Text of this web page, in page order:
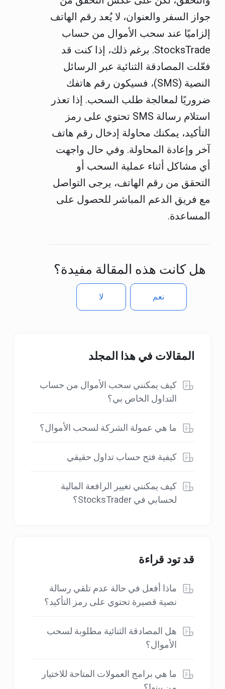
جواز السفر والعنوان، لا يُعد رقم الهاتف
إلزاميًا عند سحب الأموال من حساب
StocksTrade. برغم ذلك، إذا كنت قد
فعّلت المصادقة الثنائية عبر الرسائل
النصية (SMS)، فسيكون رقم هاتفك
ضروريًا لمعالجة طلب السحب. إذا تعذر
استلام رسالة SMS تحتوي على رمز
التأكيد، يمكنك محاولة إدخال رقم هاتف
آخر وإعادة المحاولة. وفي حال واجهت
أي مشاكل أثناء عملية السحب أو
التحقق من رقم الهاتف، يرجى التواصل
مع فريق الدعم المباشر للحصول على
المساعدة.
هل كانت هذه المقالة مفيدة؟
لا نعم
المقالات في هذا المجلد
كيف يمكنني سحب الأموال من حساب
التداول الخاص بي؟
ما هي عمولة الشركة لسحب الأموال؟
كيفية فتح حساب تداول حقيقي
كيف يمكنني تغيير الرافعة المالية
لحسابي في StocksTrader؟
قد تود قراءة
ماذا أفعل في حالة عدم تلقي رسالة
نصية قصيرة تحتوي على رمز التأكيد؟
هل المصادقة الثنائية مطلوبة لسحب
الأموال؟
ما هي برامج العمولات المتاحة للاختيار